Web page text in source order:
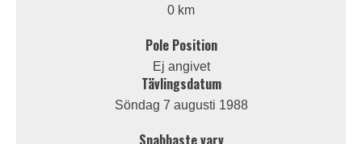
0 km
Pole Position
Ej angivet
Tävlingsdatum
Söndag 7 augusti 1988
Snabbaste varv